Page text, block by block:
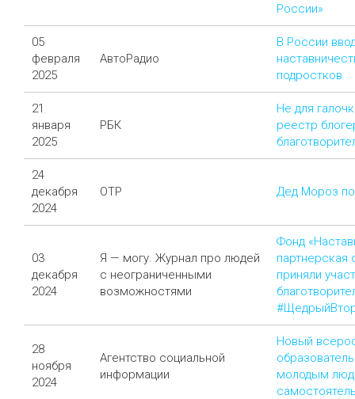
России»
05
февраля
2025
АвтоРадио
В России
подростков
21
января
2025
РБК
Не для
реестр
24
декабря
2024
ОТР Дед Мороз
03
декабря
2024
Я — могу. Журнал про людей
с неограниченными
возможностями
Фонд
партнерская
приняли
28
ноября
2024
Агентство социальной
информации
Новый
молодым